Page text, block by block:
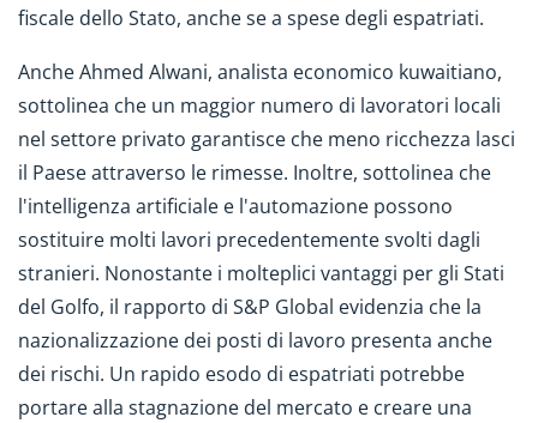
fiscale dello Stato, anche se a spese degli espatriati.
Anche Ahmed Alwani, analista economico kuwaitiano,
sottolinea che un maggior numero di lavoratori locali
nel settore privato garantisce che meno ricchezza lasci
il Paese attraverso le rimesse. Inoltre, sottolinea che
l'intelligenza artificiale e l'automazione possono
sostituire molti lavori precedentemente svolti dagli
stranieri. Nonostante i molteplici vantaggi per gli Stati
del Golfo, il rapporto di S&P Global evidenzia che la
nazionalizzazione dei posti di lavoro presenta anche
dei rischi. Un rapido esodo di espatriati potrebbe
portare alla stagnazione del mercato e creare una